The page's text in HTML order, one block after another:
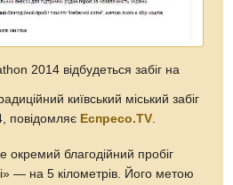
2014 відбудеться забіг на
київський міський забіг
повідомляє Еспресо.TV
окремий благодійний пробіг
— на 5 кілометрів. Його метою